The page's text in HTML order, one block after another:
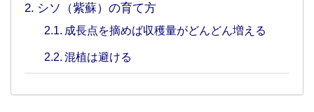
シソ（紫蘇）の育て方
成長点を摘めば収穫量がどんどん増える
混植は避ける